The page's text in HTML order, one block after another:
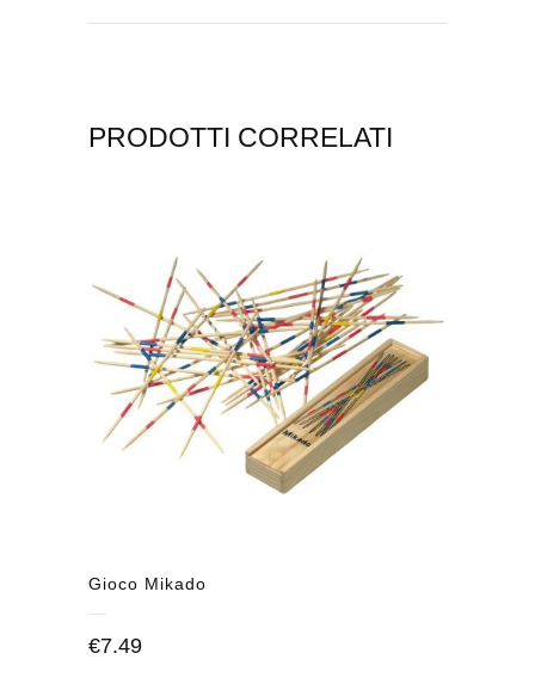
PRODOTTI CORRELATI
Gioco Mikado
€7.49